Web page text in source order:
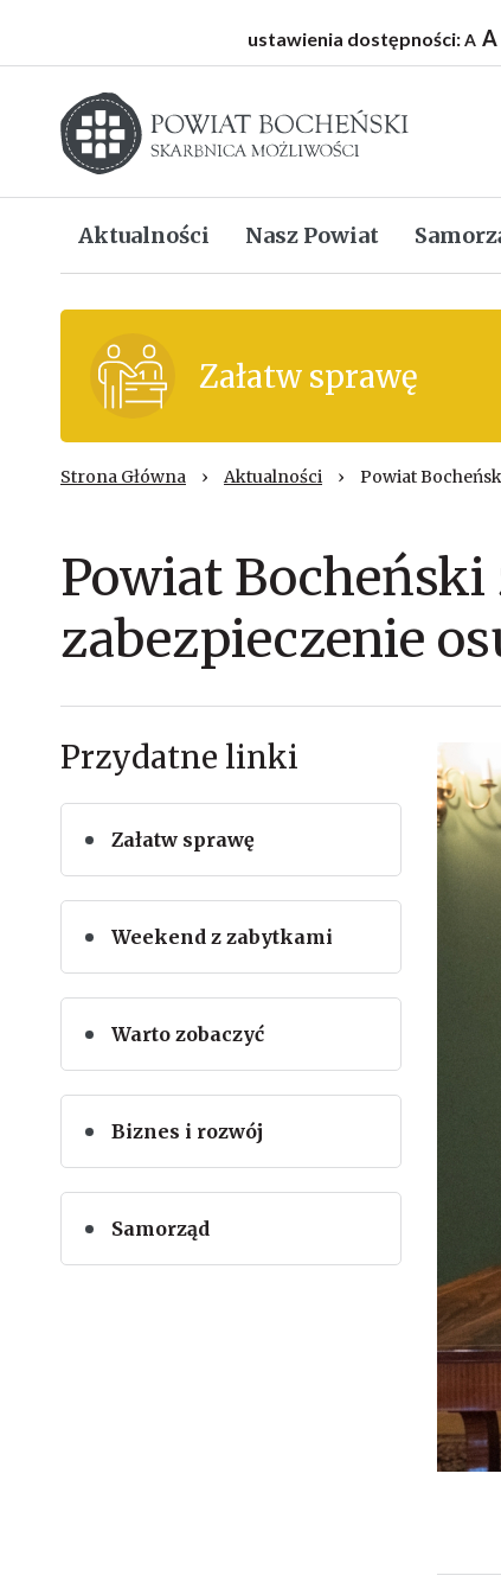
ustawienia dostępności:A A
Starostwo powiatowe w Bochni
Aktualności Nasz Powiat
Załatw sprawę
Strona Główna › Aktualności › Powiat
Powiat
zabezpieczenie
Przydatne linki
Załatw sprawę
Weekend z zabytkami
Warto zobaczyć
Biznes i rozwój
Samorząd